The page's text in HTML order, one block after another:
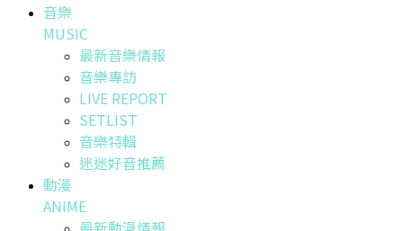
音樂
MUSIC
最新音樂情報
音樂專訪
LIVE REPORT
SETLIST
音樂特輯
迷迷好音推薦
動漫
ANIME